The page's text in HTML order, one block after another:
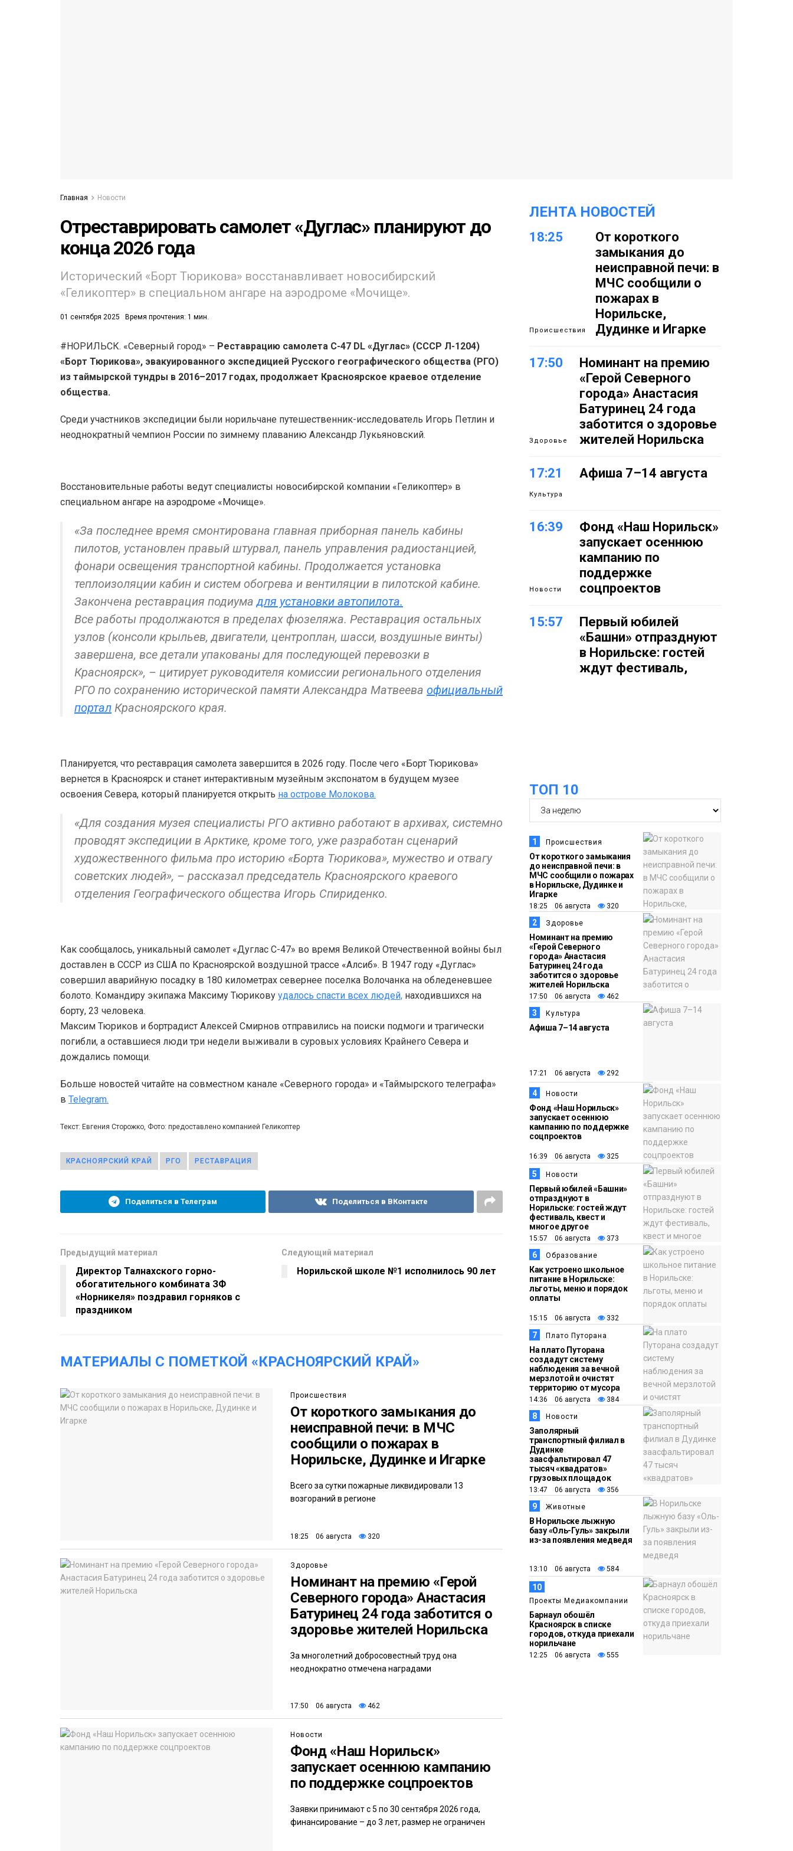
Главная Новости
Отреставрировать самолет «Дуглас» планируют до
конца 2026 года
Исторический «Борт Тюрикова» восстанавливает новосибирский
«Геликоптер» в специальном ангаре на аэродроме «Мочище».
01 сентября 2025 Время прочтения: 1 мин.
#НОРИЛЬСК. «Северный город» – Реставрацию самолета С-47 DL «Дуглас» (СССР Л-1204)
«Борт Тюрикова», эвакуированного экспедицией Русского географического общества (РГО)
из таймырской тундры в 2016–2017 годах, продолжает Красноярское краевое отделение
общества.
Среди участников экспедиции были норильчане путешественник-исследователь Игорь Петлин и
неоднократный чемпион России по зимнему плаванию Александр Лукьяновский.
Восстановительные работы ведут специалисты новосибирской компании «Геликоптер» в
специальном ангаре на аэродроме «Мочище».
«За последнее время смонтирована главная приборная панель кабины
пилотов, установлен правый штурвал, панель управления радиостанцией,
фонари освещения транспортной кабины. Продолжается установка
теплоизоляции кабин и систем обогрева и вентиляции в пилотской кабине.
Закончена реставрация подиумадля установки автопилота.
Все работы продолжаются в пределах фюзеляжа. Реставрация остальных
узлов (консоли крыльев, двигатели, центроплан, шасси, воздушные винты)
завершена, все детали упакованы для последующей перевозки в
Красноярск», – цитирует руководителя комиссии регионального отделения
РГО по сохранению исторической памяти Александра Матвеева официальный
портал Красноярского края.
Планируется, что реставрация самолета завершится в 2026 году. После чего «Борт Тюрикова»
вернется в Красноярск и станет интерактивным музейным экспонатом в будущем музее
освоения Севера, который планируется открыть на острове Молокова.
«Для создания музея специалисты РГО активно работают в архивах, системно
проводят экспедиции в Арктике, кроме того, уже разработан сценарий
художественного фильма про историю «Борта Тюрикова», мужество и отвагу
советских людей», – рассказал председатель Красноярского краевого
отделения Географического общества Игорь Спириденко.
Как сообщалось, уникальный самолет «Дуглас С-47» во время Великой Отечественной войны был
доставлен в СССР из США по Красноярской воздушной трассе «Алсиб». В 1947 году «Дуглас»
совершил аварийную посадку в 180 километрах севернее поселка Волочанка на обледеневшее
болото. Командиру экипажа Максиму Тюрикову удалось спасти всех людей, находившихся на
борту, 23 человека.
Максим Тюриков и бортрадист Алексей Смирнов отправились на поиски подмоги и трагически
погибли, а оставшиеся люди три недели выживали в суровых условиях Крайнего Севера и
дождались помощи.
Больше новостей читайте на совместном канале «Северного города» и «Таймырского телеграфа»
в Telegram.
Текст: Евгения Сторожко, Фото: предоставлено компанией Геликоптер
КРАСНОЯРСКИЙ КРАЙ РГО РЕСТАВРАЦИЯ
Поделиться в Телеграм Поделиться в ВКонтакте
Предыдущий материал
Директор Талнахского горно-
обогатительного комбината ЗФ
«Норникеля» поздравил горняков с
праздником
Следующий материал
Норильской школе №1 исполнилось 90 лет
МАТЕРИАЛЫ С ПОМЕТКОЙ «КРАСНОЯРСКИЙ КРАЙ»
Происшествия
От короткого замыкания до
неисправной печи: в МЧС
сообщили о пожарах в
Норильске, Дудинке и Игарке
Всего за сутки пожарные ликвидировали 13
возгораний в регионе
18:25 06 августа 320
Здоровье
Номинант на премию «Герой
Северного города» Анастасия
Батуринец 24 года заботится о
здоровье жителей Норильска
За многолетний добросовестный труд она
неоднократно отмечена наградами
17:50 06 августа 462
Новости
Фонд «Наш Норильск»
запускает осеннюю кампанию
по поддержке соцпроектов
Заявки принимают с 5 по 30 сентября 2026 года,
финансирование – до 3 лет, размер не ограничен
ЛЕНТА НОВОСТЕЙ
18:25
Происшествия
От короткого
замыкания до
неисправной печи: в
МЧС сообщили о
пожарах в
Норильске,
Дудинке и Игарке
17:50
Здоровье
Номинант на премию
«Герой Северного
города» Анастасия
Батуринец 24 года
заботится о здоровье
жителей Норильска
17:21
Культура
Афиша 7–14 августа
16:39
Новости
Фонд «Наш Норильск»
запускает осеннюю
кампанию по
поддержке
соцпроектов
15:57
Первый юбилей
«Башни» отпразднуют
в Норильске: гостей
ждут фестиваль,
14:36
Плато
Путорана
На плато Путорана
создадут систему
наблюдения за вечной
мерзлотой и очистят
территорию от мусора
13:47
Новости
Заполярный
транспортный филиал
в Дудинке
заасфальтировал 47
тысяч «квадратов»
грузовых площадок
13:10
В Норильске лыжную
базу «Оль-Гуль»
12:25
Медиакомпании
Барнаул обошёл
Красноярск в
списке городов,
откуда приехали
норильчане
ТОП 10
1 Происшествия
От короткого замыкания
до неисправной печи: в
МЧС сообщили о пожарах
в Норильске, Дудинке и
Игарке
18:25 06 августа 320
2 Здоровье
Номинант на премию
«Герой Северного
города» Анастасия
Батуринец 24 года
заботится о здоровье
жителей Норильска
17:50 06 августа 462
3 Культура
Афиша 7–14 августа
17:21 06 августа 292
4 Новости
Фонд «Наш Норильск»
запускает осеннюю
кампанию по поддержке
соцпроектов
16:39 06 августа 325
5 Новости
Первый юбилей «Башни»
отпразднуют в
Норильске: гостей ждут
фестиваль, квест и
многое другое
15:57 06 августа 373
6 Образование
Как устроено школьное
питание в Норильске:
льготы, меню и порядок
оплаты
15:15 06 августа 332
7 Плато Путорана
На плато Путорана
создадут систему
наблюдения за вечной
мерзлотой и очистят
территорию от мусора
14:36 06 августа 384
8 Новости
Заполярный
транспортный филиал в
Дудинке
заасфальтировал 47
тысяч «квадратов»
грузовых площадок
13:47 06 августа 356
9 Животные
В Норильске лыжную
базу «Оль-Гуль» закрыли
из-за появления медведя
13:10 06 августа 584
10
Проекты Медиакомпании
Барнаул обошёл
Красноярск в списке
городов, откуда приехали
норильчане
12:25 06 августа 555